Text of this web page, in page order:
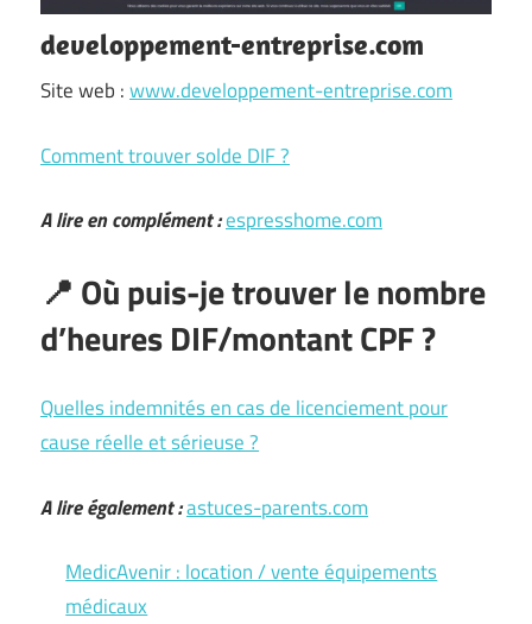
developpement-entreprise.com
Site web :www.developpement-entreprise.com
Comment trouver solde DIF ?
A lire en complément :espresshome.com
📍 Où puis-je trouver le nombre
d’heures DIF/montant CPF ?
Quelles indemnités en cas de licenciement pour
cause réelle et sérieuse ?
A lire également :astuces-parents.com
MedicAvenir : location / vente équipements
médicaux